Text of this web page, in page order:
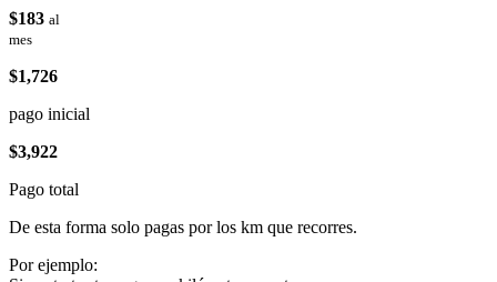
$183 al
mes
$1,726
pago inicial
$3,922
Pago total
De esta forma solo pagas por los km que recorres.
Por ejemplo: